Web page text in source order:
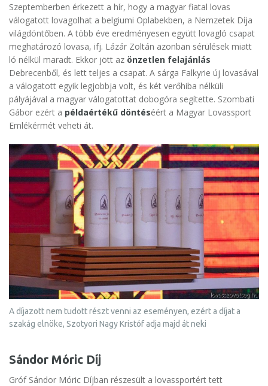
Szeptemberben érkezett a hír, hogy a magyar fiatal lovas
válogatott lovagolhat a belgiumi Oplabekben, a Nemzetek Díja
világdöntőben. A több éve eredményesen együtt lovagló csapat
meghatározó lovasa, ifj. Lázár Zoltán azonban sérülések miatt
ló nélkül maradt. Ekkor jött az önzetlen felajánlás
Debrecenből, és lett teljes a csapat. A sárga Falkyrie új lovasával
a válogatott egyik legjobbja volt, és két verőhiba nélküli
pályájával a magyar válogatottat dobogóra segítette. Szombati
Gábor ezért a példaértékű döntéséért a Magyar Lovassport
Emlékérmét veheti át.
A díjazott nem tudott részt venni az eseményen, ezért a díjat a
szakág elnöke, Szotyori Nagy Kristóf adja majd át neki
Sándor Móric Díj
Gróf Sándor Móric Díjban részesült a lovassportért tett